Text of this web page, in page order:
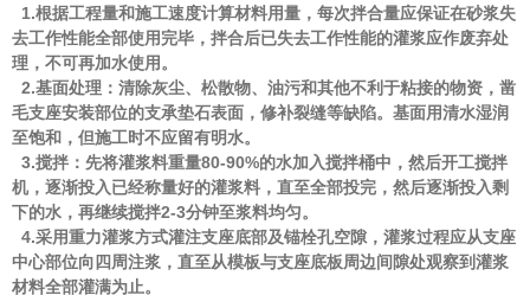
1.根据工程量和施工速度计算材料用量，每次拌合量应保证在砂浆失
去工作性能全部使用完毕，拌合后已失去工作性能的灌浆应作废弃处
理，不可再加水使用。
2.基面处理：清除灰尘、松散物、油污和其他不利于粘接的物资，凿
毛支座安装部位的支承垫石表面，修补裂缝等缺陷。基面用清水湿润
至饱和，但施工时不应留有明水。
3.搅拌：先将灌浆料重量80-90%的水加入搅拌桶中，然后开工搅拌
机，逐渐投入已经称量好的灌浆料，直至全部投完，然后逐渐投入剩
下的水，再继续搅拌2-3分钟至浆料均匀。
4.采用重力灌浆方式灌注支座底部及锚栓孔空隙，灌浆过程应从支座
中心部位向四周注浆，直至从模板与支座底板周边间隙处观察到灌浆
材料全部灌满为止。